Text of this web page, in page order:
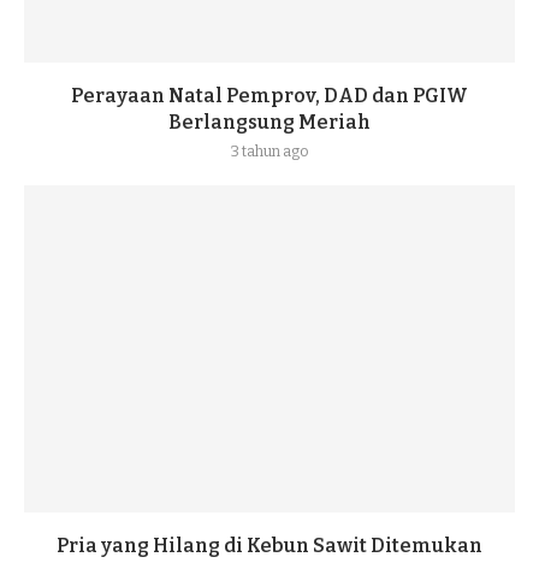
Perayaan Natal Pemprov, DAD dan PGIW
Berlangsung Meriah
3 tahun ago
Pria yang Hilang di Kebun Sawit Ditemukan